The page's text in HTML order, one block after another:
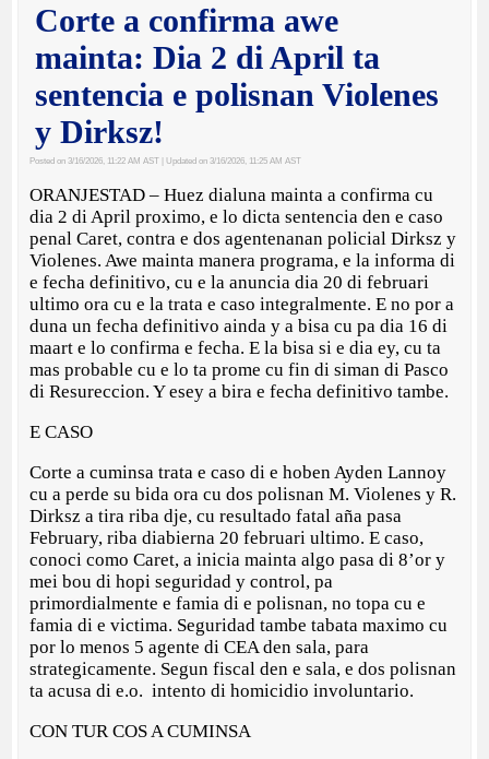
Corte a confirma awe
mainta: Dia 2 di April ta
sentencia e polisnan Violenes
y Dirksz!
Posted on 3/16/2026, 11:22 AM AST | Updated on 3/16/2026, 11:25 AM AST
ORANJESTAD – Huez dialuna mainta a confirma cu
dia 2 di April proximo, e lo dicta sentencia den e caso
penal Caret, contra e dos agentenanan policial Dirksz y
Violenes. Awe mainta manera programa, e la informa di
e fecha definitivo, cu e la anuncia dia 20 di februari
ultimo ora cu e la trata e caso integralmente. E no por a
duna un fecha definitivo ainda y a bisa cu pa dia 16 di
maart e lo confirma e fecha. E la bisa si e dia ey, cu ta
mas probable cu e lo ta prome cu fin di siman di Pasco
di Resureccion. Y esey a bira e fecha definitivo tambe.
E CASO
Corte a cuminsa trata e caso di e hoben Ayden Lannoy
cu a perde su bida ora cu dos polisnan M. Violenes y R.
Dirksz a tira riba dje, cu resultado fatal aña pasa
February, riba diabierna 20 februari ultimo. E caso,
conoci como Caret, a inicia mainta algo pasa di 8’or y
mei bou di hopi seguridad y control, pa
primordialmente e famia di e polisnan, no topa cu e
famia di e victima. Seguridad tambe tabata maximo cu
por lo menos 5 agente di CEA den sala, para
strategicamente. Segun fiscal den e sala, e dos polisnan
ta acusa di e.o. intento di homicidio involuntario.
CON TUR COS A CUMINSA